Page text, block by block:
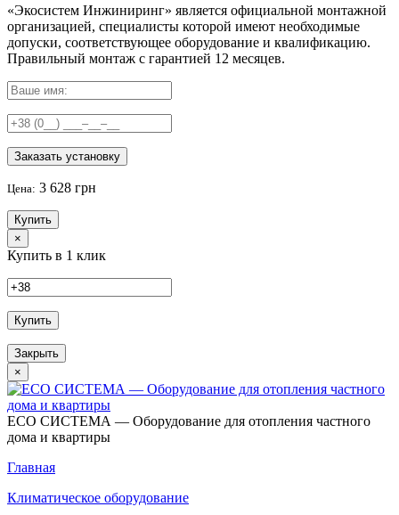
«Экосистем Инжиниринг» является официальной монтажной
организацией, специалисты которой имеют необходимые
допуски, соответствующее оборудование и квалификацию.
Правильный монтаж с гарантией 12 месяцев.
Заказать установку
Цена: 3 628 грн
Купить
×
Купить в 1 клик
Купить
Закрыть
×
ECO СИСТЕМА — Оборудование для отопления частного
дома и квартиры
Главная
Климатическое оборудование